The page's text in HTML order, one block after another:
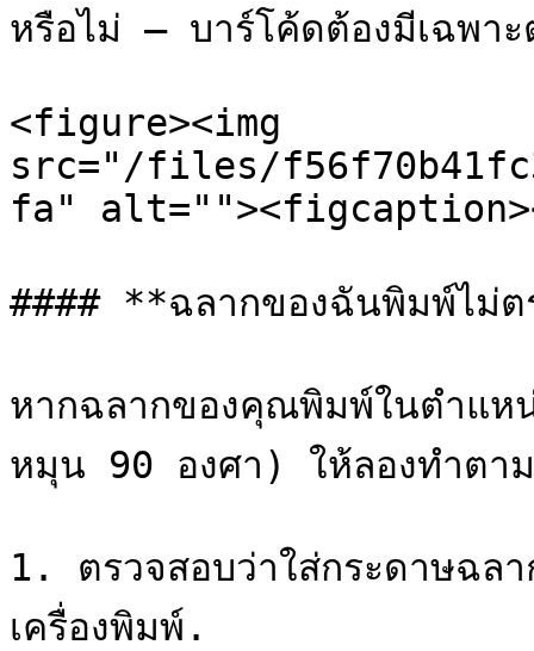
หรือไม่ — บาร์โค้ดต้องมีเฉพา
<figure><img
src="/files/
fa"
#### **ฉลากของฉันพิมพ์ไม่ต
หากฉลากของคุณพิมพ์ในตำแห
หมุน 90 องศา) ให้ลองทำตา
1. ตรวจสอบว่าใส่กระดาษฉล
เครื่องพิมพ์.